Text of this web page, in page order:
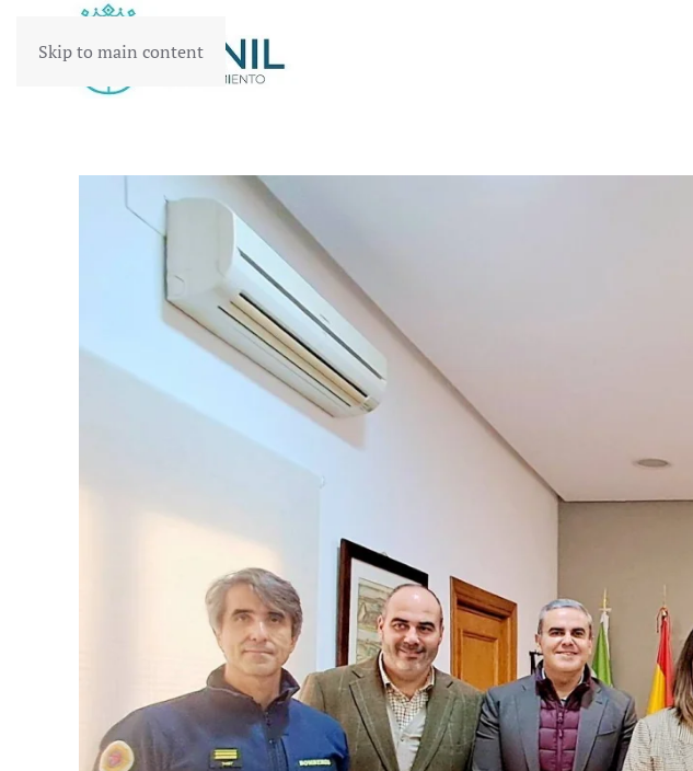
Skip to main content